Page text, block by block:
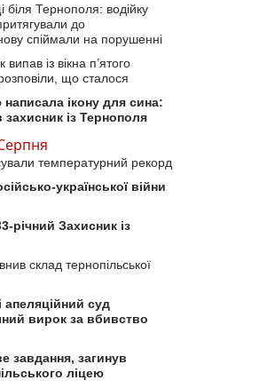
біля Тернополя: водійку
до
спіймали на порушенні
із вікна п’ятого
що сталося
ікону для сина:
захисник із Тернополя
температурний рекорд
української війни
річний Захисник із
склад тернопільської
апеляційний суд
вирок за вбивство
завдання, загинув
ліцею